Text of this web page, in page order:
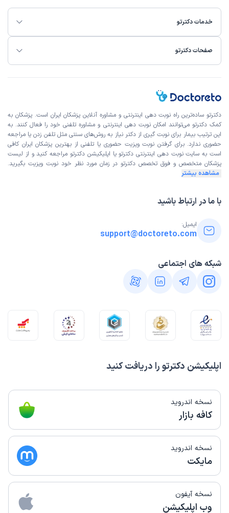
خدمات دکترتو
صفحات دکترتو
اپلیکیشن دکترتو را دریافت کنید
نسخه اندروید
کافه بازار
نسخه اندروید
مایکت
نسخه آیفون
وب اپلیکیشن
دکترتو ساده‌ترین راه نوبت‌ دهی اینترنتی و مشاوره آنلاین پزشکان ایران است. پزشکان به
کمک دکترتو می‌توانند امکان نوبت دهی اینترنتی و مشاوره تلفنی خود را فعال کنند. به
این ترتیب بیمار برای نوبت گیری از دکتر نیاز به روش‌های سنتی مثل تلفن زدن یا مراجعه
حضوری ندارد. برای گرفتن نوبت ویزیت حضوری یا تلفنی از بهترین پزشکان ایران کافی
است به سایت نوبت دهی اینترنتی دکترتو یا اپلیکیشن دکترتو مراجعه کنید و از لیست
پزشکان متخصص و فوق تخصص دکترتو در زمان مورد نظر خود نوبت ویزیت بگیرید.
مشاهده بیشتر
با ما در ارتباط باشید
ایمیل:
support@doctoreto.com
شبکه های اجتماعی